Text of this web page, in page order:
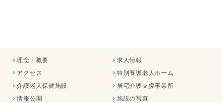
理念・概要
求人情報
アクセス
特別養護老人ホーム
介護老人保健施設
居宅介護支援事業所
情報公開
施設の写真